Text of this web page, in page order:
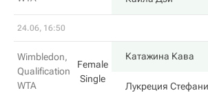
24.06, 16:50
Wimbledon,
Qualification
WTA
Female
Single
Катажина Кава
Лукреция